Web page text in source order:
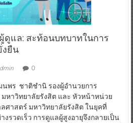
ดูแล: สะท้อนบทบาทในการ
ยืน
0
นพร ชาติชำนิ รองผู้อำนวยการ
หาวิทยาลัยรังสิต และ หัวหน้าหน่วย
ศาสตร์ มหาวิทยาลัยรังสิต ในยุคที่
รวดเร็ว การดูแลผู้สูงอายุจึงกลายเป็น